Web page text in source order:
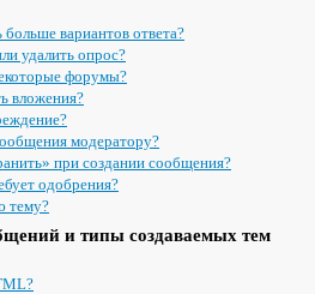
вариантов ответа?
удалить опрос?
форумы?
вложения?
модератору?
при создании сообщения?
одобрения?
тему?
и типы создаваемых тем